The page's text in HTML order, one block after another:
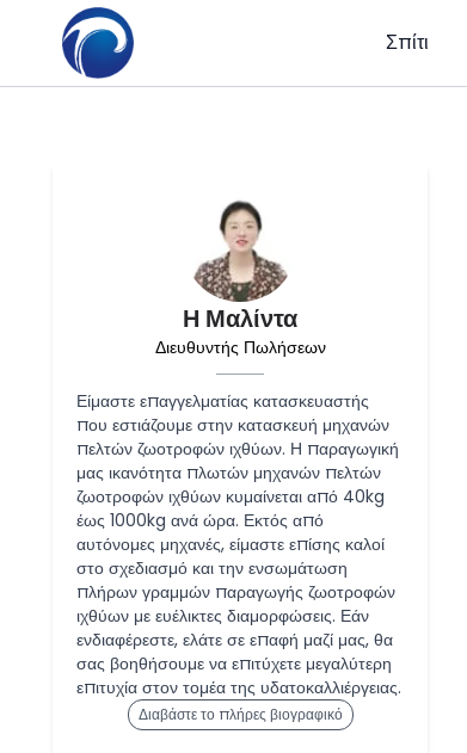
Σπίτι
Η Μαλίντα
Διευθυντής Πωλήσεων
Είμαστε επαγγελματίας κατασκευαστής
που εστιάζουμε στην κατασκευή μηχανών
πελτών ζωοτροφών ιχθύων. Η παραγωγική
μας ικανότητα πλωτών μηχανών πελτών
ζωοτροφών ιχθύων κυμαίνεται από 40kg
έως 1000kg ανά ώρα. Εκτός από
αυτόνομες μηχανές, είμαστε επίσης καλοί
στο σχεδιασμό και την ενσωμάτωση
πλήρων γραμμών παραγωγής ζωοτροφών
ιχθύων με ευέλικτες διαμορφώσεις. Εάν
ενδιαφέρεστε, ελάτε σε επαφή μαζί μας, θα
σας βοηθήσουμε να επιτύχετε μεγαλύτερη
επιτυχία στον τομέα της υδατοκαλλιέργειας.
Διαβάστε το πλήρες βιογραφικό